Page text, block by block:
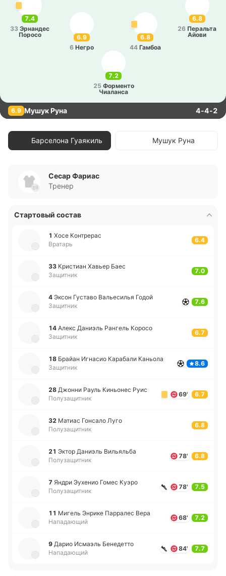
7.2
25 Фо­рме­нто
Чиа­ла­нса
6.8
26 Пе­ра­льта
Айови
6.9
6 Негро
7.4
33 Эрна­ндес
Поросо
6.8
44 Гамбоа
6.9 Мушук Руна 4-4-2
Барселона Гуаякиль Мушук Руна
Сесар Фариас
Тренер
Стартовый состав
1 Хосе Ко­нтре­рас
Вратарь
6.4
33 Кри­стиан Хавьер Баес
Защитник
7.0
4 Эксон Гу­ста­во Ва­лье­си­лья Годой
Защитник
7.6
14 Алекс Да­ниэль Ра­нгель Коросо
Защитник
6.7
18 Брайан Игна­сио Ка­ра­ба­ли Ка­ньо­ла
Защитник
8.6
28 Джонни Рауль Ки­ньо­нес Руис
Полузащитник
69' 6.7
32 Матиас Го­нса­ло Луго
Полузащитник
6.8
21 Эктор Да­ниэль Ви­лья­льба
Полузащитник
78' 6.8
7 Яндри Эу­хе­нио Гомес Куэро
Полузащитник
78' 7.5
11 Мигель Энрике Па­рра­лес Вера
Нападающий
68' 7.2
9 Дарио Исмаэль Бе­не­де­тто
Нападающий
84' 7.7